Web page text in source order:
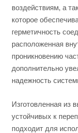
воздействиям, а
которое
герметичность
расположенная
проникновению
дополнительно
надежность
Изготовленная из
устойчивых к
подходит для